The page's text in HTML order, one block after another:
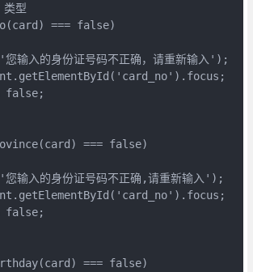
类型
=== false)
输入的身份证号码不正确，请重新输入');
false;
=== false)
输入的身份证号码不正确,请重新输入');
false;
=== false)